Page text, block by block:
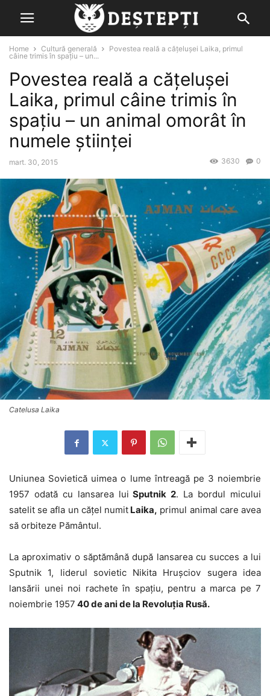
Home Cultură generală
Povestea reală a cățelușei Laika, primul
câine trimis în spațiu – un...
Povestea reală a cățelușei
Laika, primul câine trimis în
spațiu – un animal omorât în
numele științei
mart. 30, 2015 0
3630
Catelusa Laika
Uniunea Sovietică uimea o lume întreagă pe 3 noiembrie
1957 odată cu lansarea lui Sputnik 2. La bordul micului
satelit se afla un cățel numit Laika, primul animal care avea
să orbiteze Pământul.
La aproximativ o săptămână după lansarea cu succes a lui
Sputnik 1, liderul sovietic Nikita Hrușciov sugera idea
lansării unei noi rachete în spațiu, pentru a marca pe 7
noiembrie 1957 40 de ani de la Revoluția Rusă.